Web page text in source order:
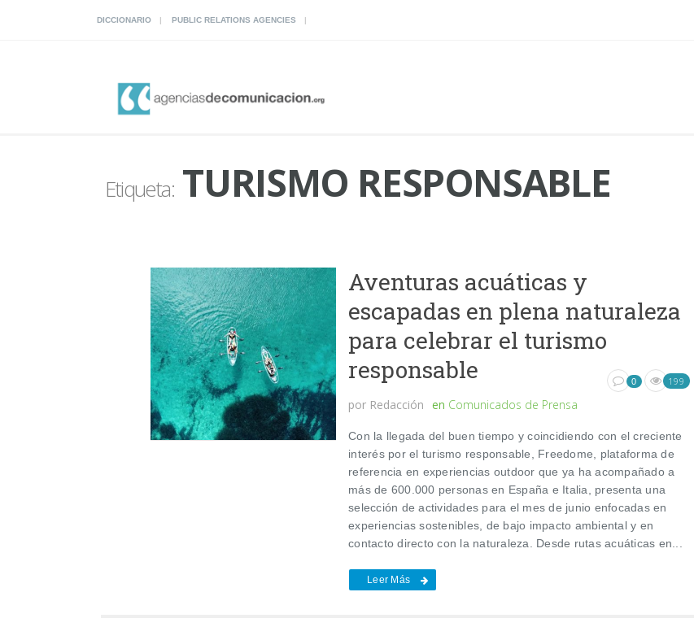
DICCIONARIO PUBLIC RELATIONS AGENCIES
Etiqueta:TURISMO RESPONSABLE
Aventuras acuáticas y
escapadas en plena naturaleza
para celebrar el turismo
responsable
por Redacción en Comunicados de Prensa
0 199
Con la llegada del buen tiempo y coincidiendo con el creciente
interés por el turismo responsable, Freedome, plataforma de
referencia en experiencias outdoor que ya ha acompañado a
más de 600.000 personas en España e Italia, presenta una
selección de actividades para el mes de junio enfocadas en
experiencias sostenibles, de bajo impacto ambiental y en
contacto directo con la naturaleza. Desde rutas acuáticas en...
Leer Más